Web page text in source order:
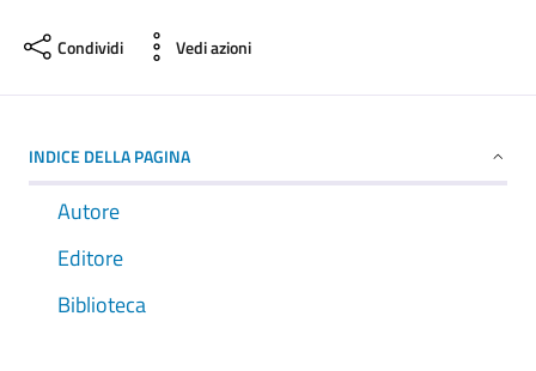
Condividi Vedi azioni
INDICE DELLA PAGINA
Autore
Editore
Biblioteca